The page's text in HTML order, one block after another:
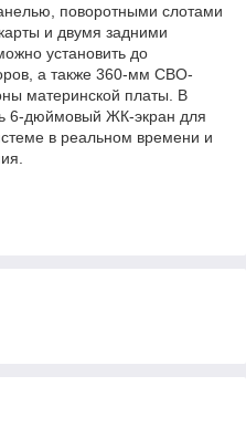
поворотными слотами
и двумя задними
установить до
а также 360-мм СВО-
материнской платы. В
6-дюймовый ЖК-экран для
в реальном времени и